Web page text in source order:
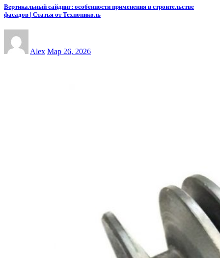
Вертикальный сайдинг: особенности применения в строительстве
фасадов | Статья от Технониколь
Alex Мар 26, 2026